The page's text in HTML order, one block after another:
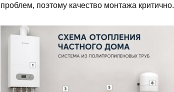
проблем, поэтому качество монтажа критично.